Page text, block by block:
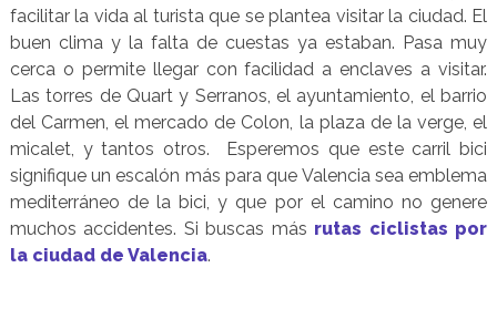
facilitar la vida al turista que se plantea visitar la ciudad. El
buen clima y la falta de cuestas ya estaban. Pasa muy
cerca o permite llegar con facilidad a enclaves a visitar.
Las torres de Quart y Serranos, el ayuntamiento, el barrio
del Carmen, el mercado de Colon, la plaza de la verge, el
micalet, y tantos otros. Esperemos que este carril bici
signifique un escalón más para que Valencia sea emblema
mediterráneo de la bici, y que por el camino no genere
muchos accidentes. Si buscas más rutas ciclistas por
la ciudad de Valencia.